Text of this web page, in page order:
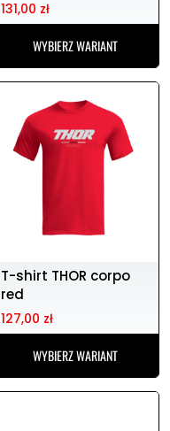
131,00 zł
WYBIERZ WARIANT
T-shirt THOR corpo
red
127,00 zł
WYBIERZ WARIANT